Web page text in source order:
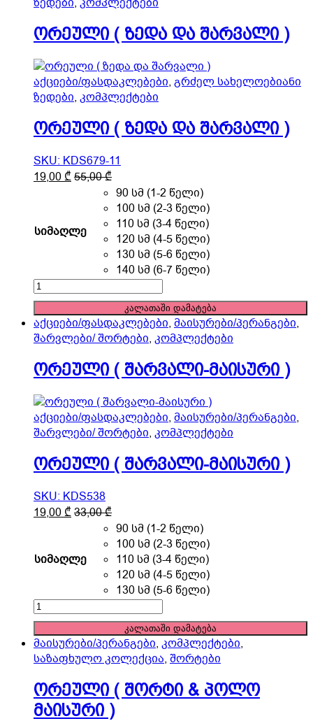
the
product
page
შარვალი
)
quantity
ორეული ( ზედა და შარვალი )
აქციები/ფასდაკლებები, გრძელ სახელოებიანი
ზედები, კომპლექტები
ორეული ( ზედა და შარვალი )
SKU: KDS679-11
19,00₾55,00₾This
product
has
multiple
variants.
The
options
may
be
chosen
on
the
product
page
სიმაღლე
90 სმ (1-2 წელი)
100 სმ (2-3 წელი)
110 სმ (3-4 წელი)
120 სმ (4-5 წელი)
130 სმ (5-6 წელი)
140 სმ (6-7 წელი)
ორეული
(
ზედა
და
შარვალი
)
quantity
კალათაში დამატება
აქციები/ფასდაკლებები, მაისურები/პერანგები,
შარვლები/ შორტები, კომპლექტები
ორეული ( შარვალი-მაისური )
აქციები/ფასდაკლებები, მაისურები/პერანგები,
შარვლები/ შორტები, კომპლექტები
ორეული ( შარვალი-მაისური )
SKU: KDS538
19,00₾33,00₾This
product
has
multiple
variants.
The
options
may
be
chosen
on
the
product
page
სიმაღლე
90 სმ (1-2 წელი)
100 სმ (2-3 წელი)
110 სმ (3-4 წელი)
120 სმ (4-5 წელი)
130 სმ (5-6 წელი)
ორეული
(
შარვალი-
მაისური
)
quantity
კალათაში დამატება
მაისურები/პერანგები, კომპლექტები,
საზაფხულო კოლექცია, შორტები
ორეული ( შორტი & პოლო
მაისური )